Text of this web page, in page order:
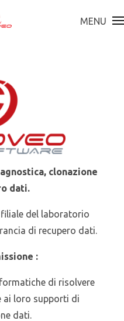
MENU
clonazione
dati.
del laboratorio
di recupero dati.
:
di risolvere
ai loro supporti di
dati.